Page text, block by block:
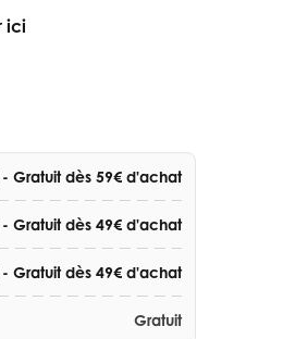
ici
- Gratuit dès 59€ d'achat
- Gratuit dès 49€ d'achat
- Gratuit dès 49€ d'achat
Gratuit